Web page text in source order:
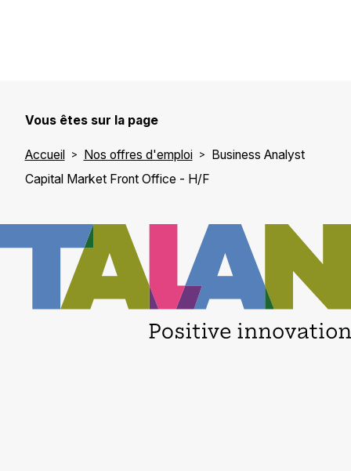
Vous êtes sur la page
Accueil Nos offres d'emploi
Business Analyst
Capital Market Front Office - H/F